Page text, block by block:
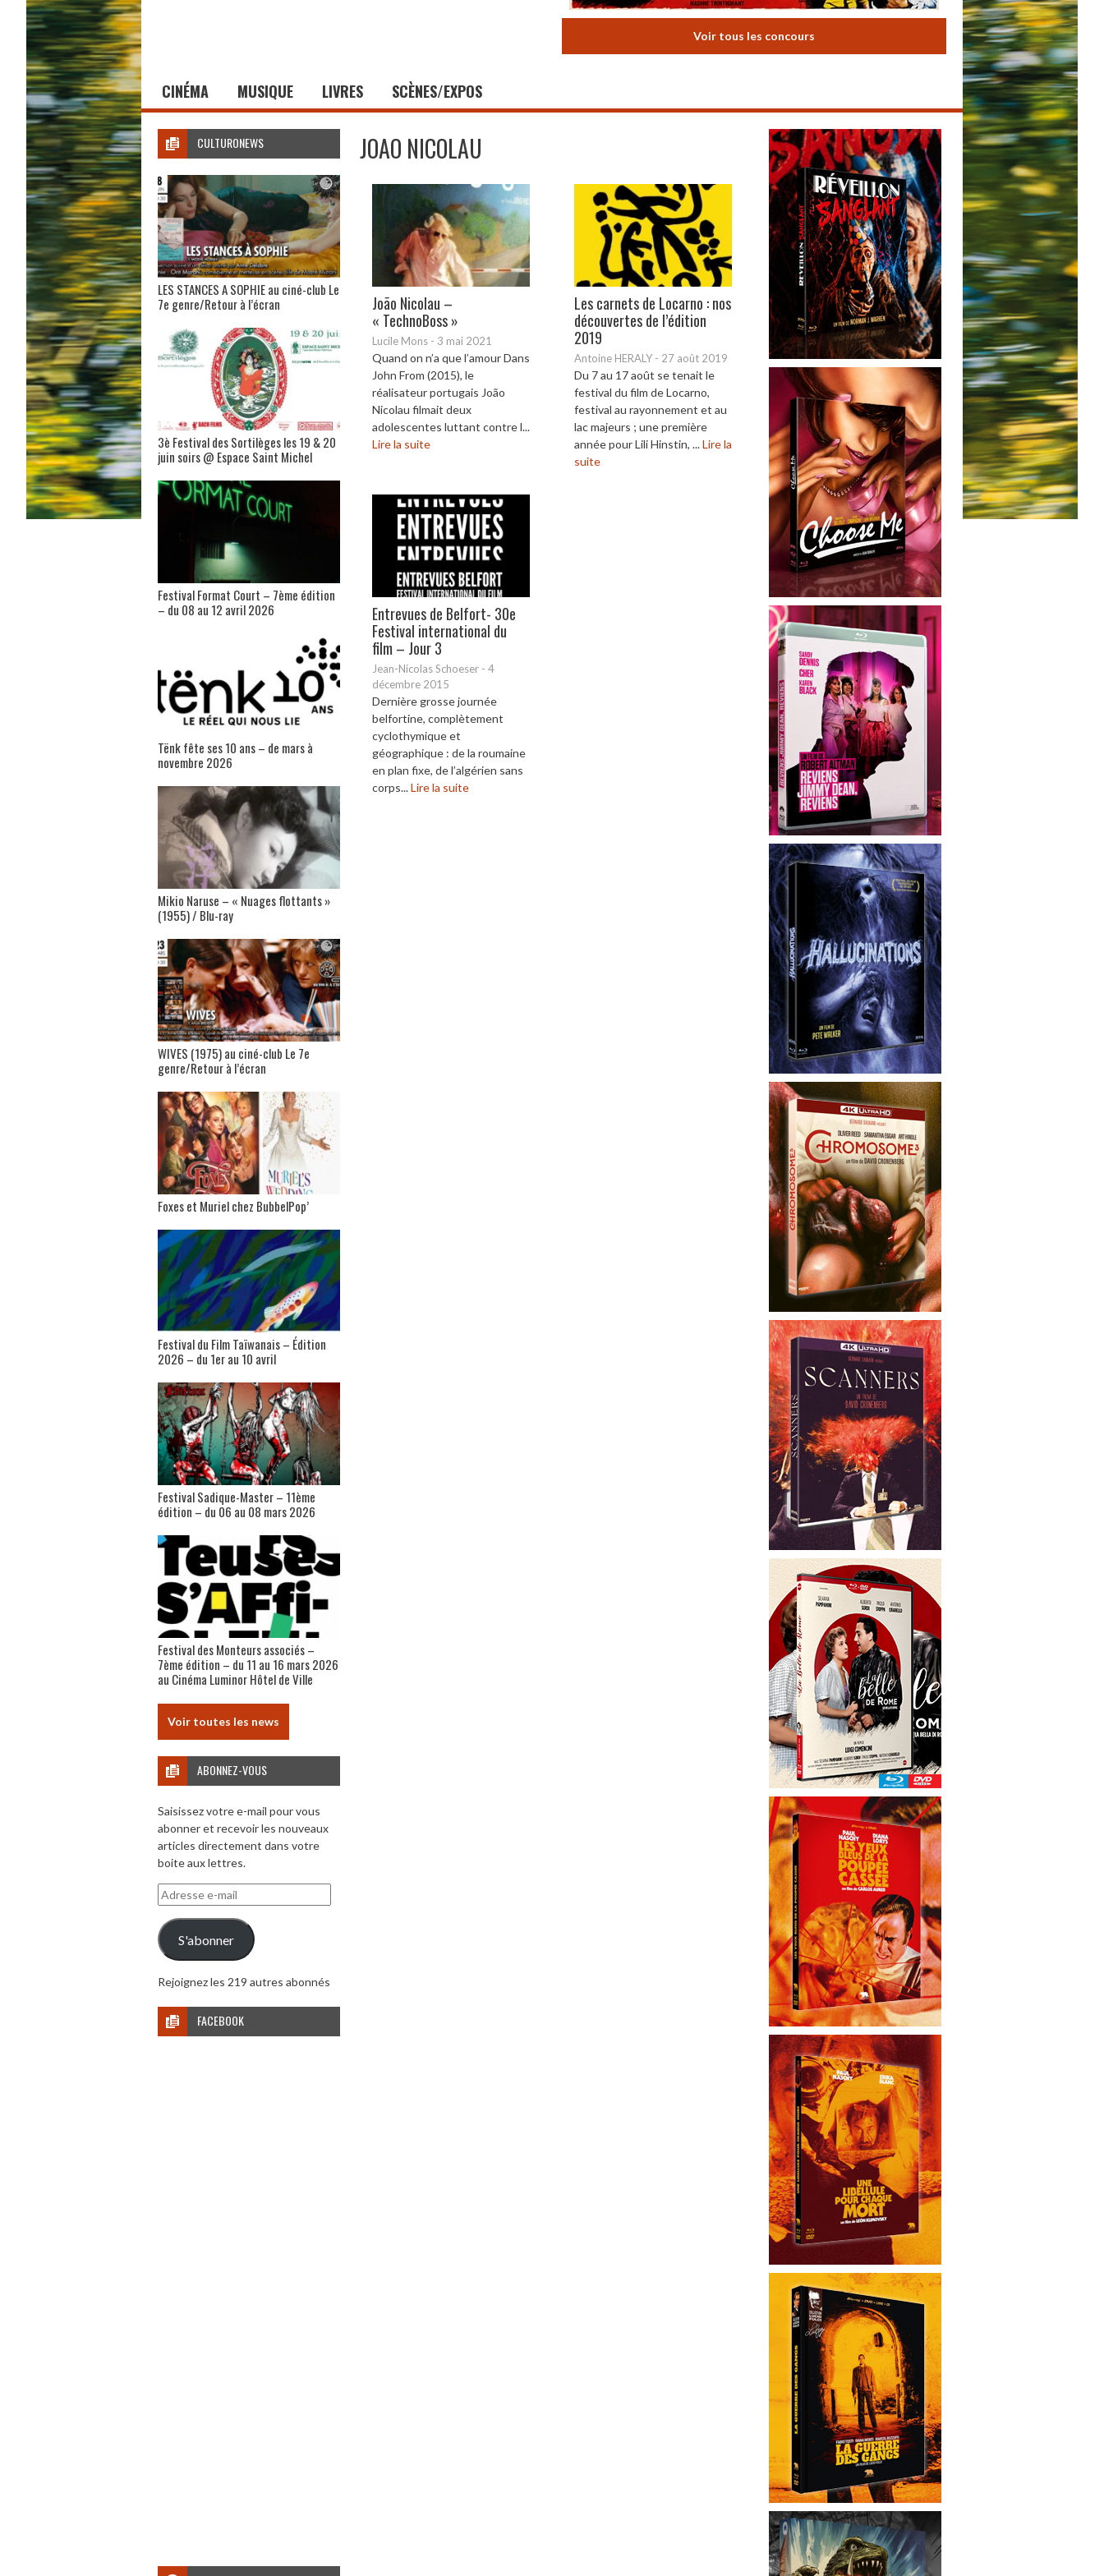
Voir tous les concours
CINÉMA MUSIQUE LIVRES SCÈNES/EXPOS
JOAO NICOLAU
João Nicolau –
« TechnoBoss »
Lucile Mons - 3 mai 2021
Quand on n’a que l’amour Dans
John From (2015), le
réalisateur portugais João
Nicolau filmait deux
adolescentes luttant contre l...
Lire la suite
Les carnets de Locarno : nos
découvertes de l’édition
2019
Antoine HERALY - 27 août 2019
Du 7 au 17 août se tenait le
festival du film de Locarno,
festival au rayonnement et au
lac majeurs ; une première
année pour Lili Hinstin, ...Lire la
suite
Entrevues de Belfort- 30e
Festival international du
film – Jour 3
Jean-Nicolas Schoeser - 4
décembre 2015
Dernière grosse journée
belfortine, complètement
cyclothymique et
géographique : de la roumaine
en plan fixe, de l’algérien sans
corps...Lire la suite
CULTURONEWS
LES STANCES A SOPHIE au ciné-club Le
7e genre/Retour à l’écran
3è Festival des Sortilèges les 19 & 20
juin soirs @ Espace Saint Michel
Festival Format Court – 7ème édition
– du 08 au 12 avril 2026
Tënk fête ses 10 ans – de mars à
novembre 2026
Mikio Naruse – « Nuages flottants »
(1955) / Blu-ray
WIVES (1975) au ciné-club Le 7e
genre/Retour à l’écran
Foxes et Muriel chez BubbelPop’
Festival du Film Taïwanais – Édition
2026 – du 1er au 10 avril
Festival Sadique-Master – 11ème
édition – du 06 au 08 mars 2026
Festival des Monteurs associés –
7ème édition – du 11 au 16 mars 2026
au Cinéma Luminor Hôtel de Ville
Voir toutes les news
ABONNEZ-VOUS
Saisissez votre e-mail pour vous
abonner et recevoir les nouveaux
articles directement dans votre
boite aux lettres.
Adresse
e-
mail
S'abonner
Rejoignez les 219 autres abonnés
FACEBOOK